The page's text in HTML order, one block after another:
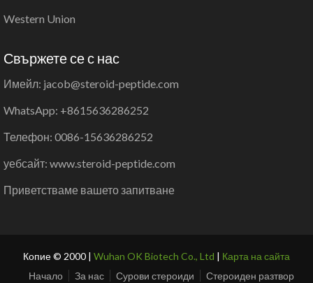
Western Union
Свържете се с нас
Имейл: jacob@steroid-peptide.com
WhatsApp: +8615636286252
Телефон: 0086-15636286252
уебсайт: www.steroid-peptide.com
Приветстваме вашето запитване
Копие © 2000 | Wuhan OK Biotech Co., Ltd | Карта на сайта
Начало
За нас Сурови стероиди Стероиден разтвор